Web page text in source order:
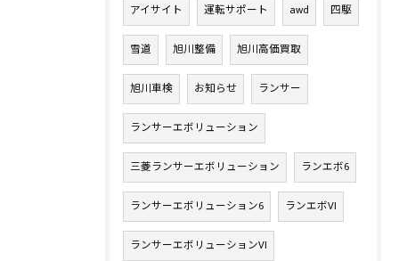
アイサイト 運転サポート awd 四駆
雪道 旭川整備 旭川高価買取
旭川車検 お知らせ ランサー
ランサーエボリューション
三菱ランサーエボリューション ランエボ6
ランサーエボリューション6 ランエボVI
ランサーエボリューションVI